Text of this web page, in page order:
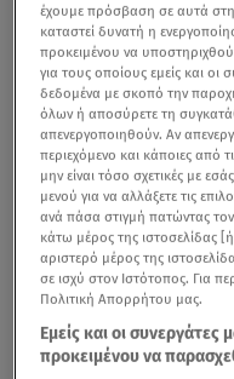
έχουμε πρόσβαση σε αυτά
καταστεί δυνατή η
προκειμένου να
για τους οποίους εμείς και οι
δεδομένα με σκοπό την
όλων ή αποσύρετε τη
απενεργοποιηθούν. Αν
περιεχόμενο και κάποιες από
μην είναι τόσο σχετικές με
μενού για να αλλάξετε τις
ανά πάσα στιγμή πατώντας
κάτω μέρος της ιστοσελίδας
αριστερό μέρος της
σε ισχύ στον Ιστότοπος. Για
Πολιτική Απορρήτου μας.
Εμείς και οι
προκειμένου να